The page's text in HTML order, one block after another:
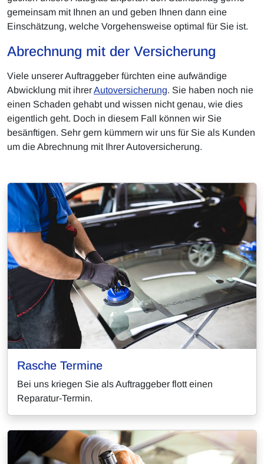
gemeinsam mit Ihnen an und geben Ihnen dann eine
Einschätzung, welche Vorgehensweise optimal für Sie ist.
Abrechnung mit der Versicherung
Viele unserer Auftraggeber fürchten eine aufwändige
Abwicklung mit ihrerAutoversicherung. Sie haben noch nie
einen Schaden gehabt und wissen nicht genau, wie dies
eigentlich geht. Doch in diesem Fall können wir Sie
besänftigen. Sehr gern kümmern wir uns für Sie als Kunden
um die Abrechnung mit Ihrer Autoversicherung.
Rasche Termine
Bei uns kriegen Sie als Auftraggeber flott einen
Reparatur-Termin.